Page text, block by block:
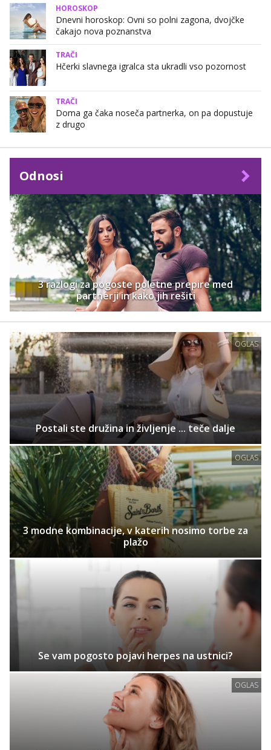
HOROSKOP
Dnevni horoskop: Ovni so polni zagona, dvojčke
čakajo nova poznanstva
TRAČI
Hčerki slavnega igralca sta ukradli vso pozornost
TRAČI
Doma ga čaka noseča partnerka, on pa dopustuje
z drugo
Odnosi
3 razlogi za pogoste poletne prepire med
partnerji in kako jih rešiti
OGLAS
Postali ste družina in življenje ... teče dalje
OGLAS
3 modne kombinacije, v katerih nosimo torbe za
plažo
Se vam pogosto pojavi herpes na ustnici?
OGLAS